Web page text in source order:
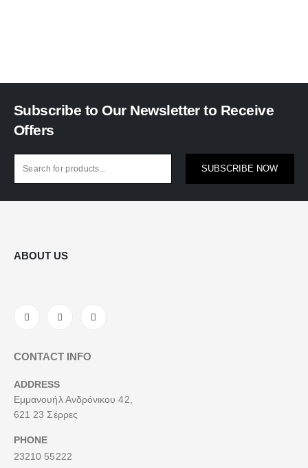
Subscribe to Our Newsletter to Receive
Offers
SUBSCRIBE NOW
ABOUT US
CONTACT INFO
ADDRESS
Εμμανουήλ Ανδρόνικου 42,
621 23 Σέρρες
PHONE
23210 55222